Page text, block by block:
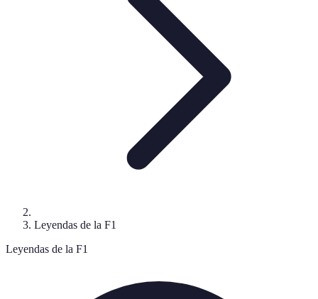
Leyendas de la F1
Leyendas de la F1